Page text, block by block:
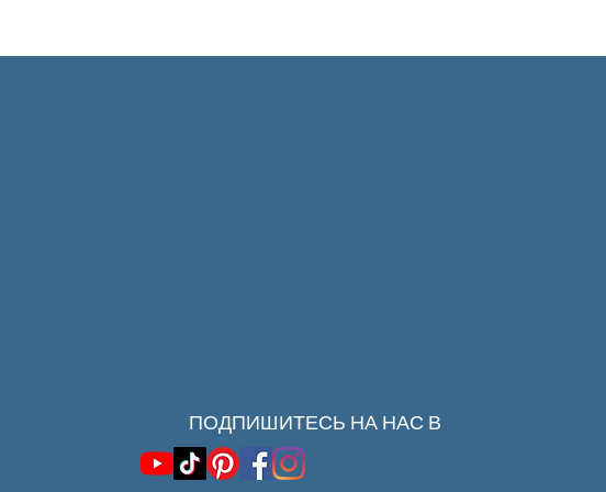
ПОДПИШИТЕСЬ НА НАС В